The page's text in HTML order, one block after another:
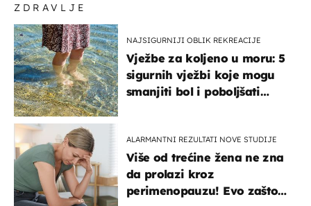
ZDRAVLJE
NAJSIGURNIJI OBLIK REKREACIJE
Vježbe za koljeno u moru: 5
sigurnih vježbi koje mogu
smanjiti bol i poboljšati
ALARMANTNI REZULTATI NOVE STUDIJE
Više od trećine žena ne zna
da prolazi kroz
perimenopauzu! Evo zašto